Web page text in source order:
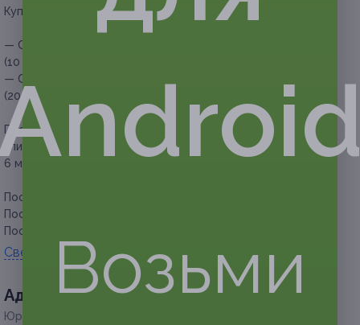
Купон действует на следующие виды услуг:
— Скидка 50% на 1 месяц персональных тренировок
(10 занятий с тренером) (3000 руб. вместо 6000 руб.)
— Скидка 50% на 2 месяца персональных тренировок
(20 занятий с тренером) (5000 руб. вместо 10 000 руб.)
Прочие условия:
купон действует только для новых
клиентов и тех, кто не посещал фитнес-клуб более
6 месяцев.
Посмотреть
Посмотреть группу «
Посмотреть страницу в Instagram.
Свернуть
Адресa
Юридическая информация о партнёре
Возьми